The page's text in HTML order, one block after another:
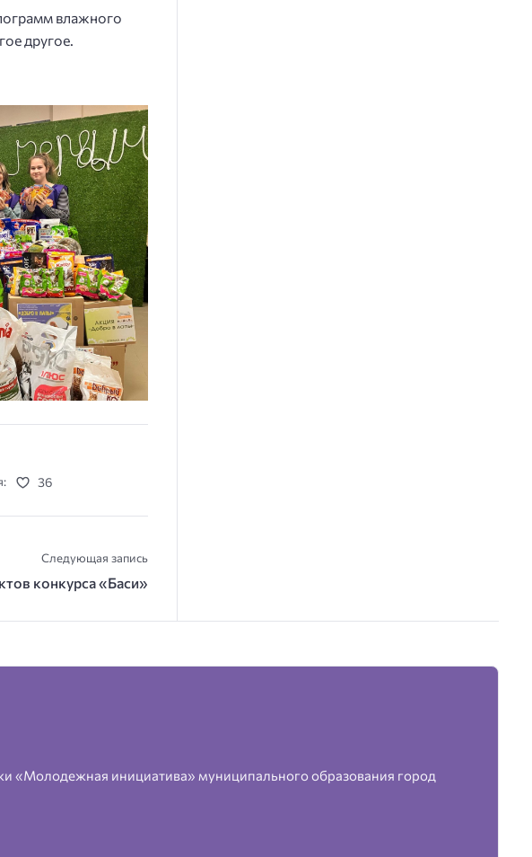
влажного
другое.
36
Следующая запись
конкурса «Баси»
«Молодежная инициатива» муниципального образования город